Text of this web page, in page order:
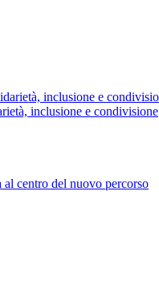
inclusione e condivisione
centro del nuovo percorso